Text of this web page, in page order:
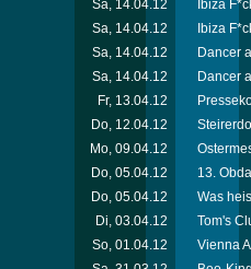
Sa, 14.04.12
Ibiza
Sa, 14.04.12
Ibiza
Sa, 14.04.12
Dancer
Sa, 14.04.12
Dancer
Fr, 13.04.12
Do, 12.04.12
Mo, 09.04.12
Do, 05.04.12
13.
Do, 05.04.12
Was
Di, 03.04.12
Tom's
So, 01.04.12
Vienna